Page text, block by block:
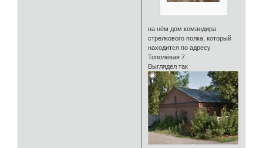
на нём дом командира
стрелкового полка, который
находится по адресу
Тополёвая 7.
Выглядел так